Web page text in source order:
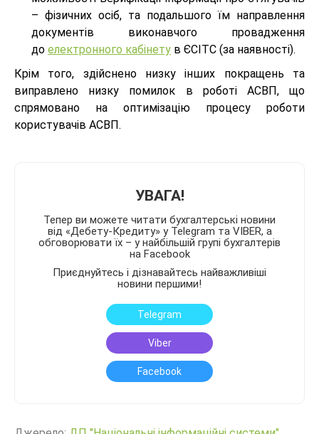
– фізичних осіб, та подальшого їм направлення
документів виконавчого провадження
до електронного кабінету в ЄСІТС (за наявності).
Крім того, здійснено низку інших покращень та
виправлено низку помилок в роботі АСВП, що
спрямовано на оптимізацію процесу роботи
користувачів АСВП.
УВАГА!
Тепер ви можете читати бухгалтерські новини
від «Дебету-Кредиту» у Telegram та VIBER, а
обговорювати їх – у найбільшій групі бухгалтерів
на Facebook
Приєднуйтесь і дізнавайтесь найважливіші
новини першими!
Telegram
Viber
Facebook